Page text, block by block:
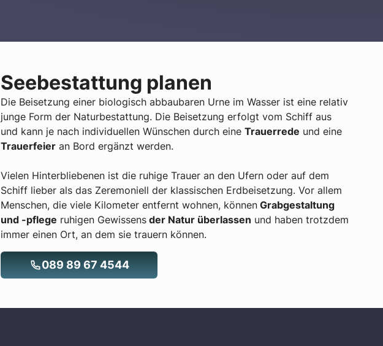
Seebestattung planen
Die Beisetzung einer biologisch abbaubaren Urne im Wasser ist eine relativ
junge Form der Naturbestattung. Die Beisetzung erfolgt vom Schiff aus
und kann je nach individuellen Wünschen durch eine Trauerrede und eine
Trauerfeier an Bord ergänzt werden.
Vielen Hinterbliebenen ist die ruhige Trauer an den Ufern oder auf dem
Schiff lieber als das Zeremoniell der klassischen Erdbeisetzung. Vor allem
Menschen, die viele Kilometer entfernt wohnen, können Grabgestaltung
und -pflege ruhigen Gewissens der Natur überlassen und haben trotzdem
immer einen Ort, an dem sie trauern können.
089 89 67 4544